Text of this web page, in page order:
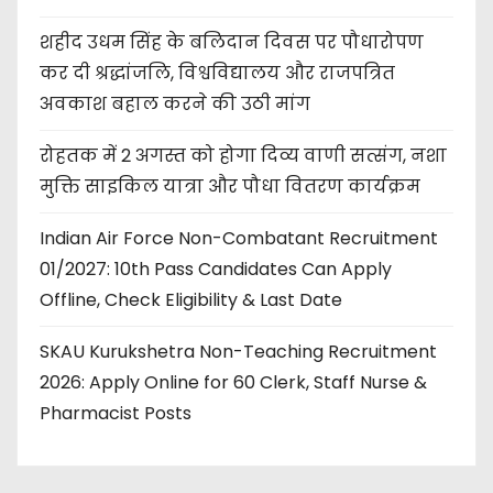
शहीद उधम सिंह के बलिदान दिवस पर पौधारोपण
कर दी श्रद्धांजलि, विश्वविद्यालय और राजपत्रित
अवकाश बहाल करने की उठी मांग
रोहतक में 2 अगस्त को होगा दिव्य वाणी सत्संग, नशा
मुक्ति साइकिल यात्रा और पौधा वितरण कार्यक्रम
Indian Air Force Non-Combatant Recruitment
01/2027: 10th Pass Candidates Can Apply
Offline, Check Eligibility & Last Date
SKAU Kurukshetra Non-Teaching Recruitment
2026: Apply Online for 60 Clerk, Staff Nurse &
Pharmacist Posts